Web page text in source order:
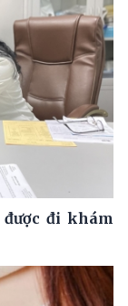
được đi khám